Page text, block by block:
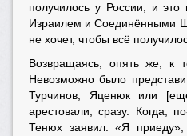
получилось у России, и
Израилем и Соединёнными
не хочет, чтобы всё
Возвращаясь, опять же, к
Невозможно было
Турчинов, Яценюк или
арестовали, сразу. Когда,
Тенюх заявил: «Я приеду»,